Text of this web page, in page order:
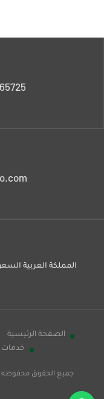
المملكة العربية
الصفحة الرئيسية
خدمات
جميع الحقوق محفوظه